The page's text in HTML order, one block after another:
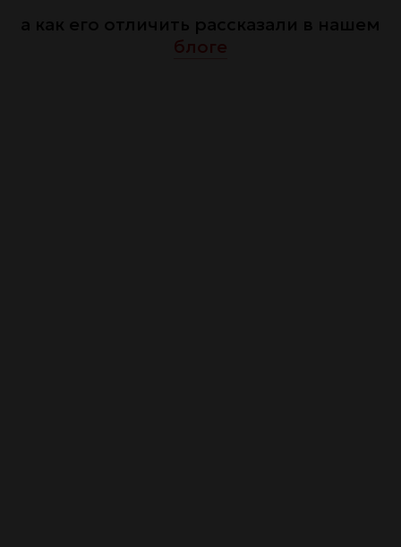
а как его отличить рассказали в нашем
блоге